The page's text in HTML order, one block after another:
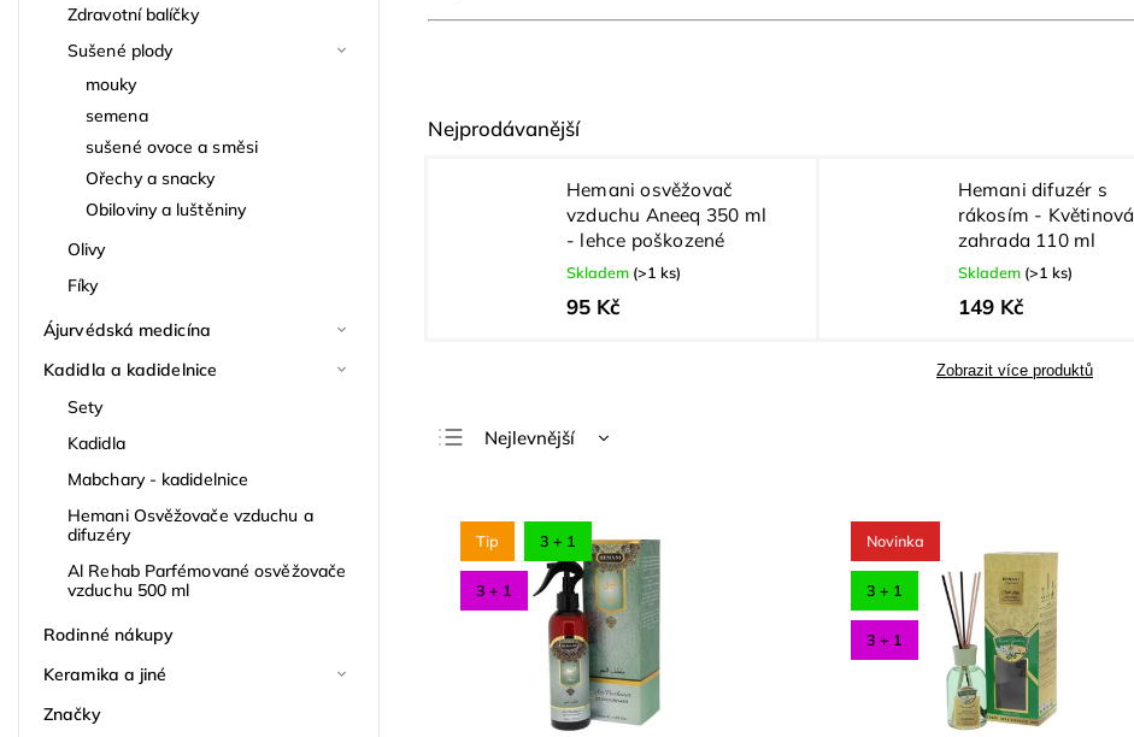
Zdravotní balíčky
Sušené plody
mouky
semena
sušené ovoce a směsi
Ořechy a snacky
Obiloviny a luštěniny
Olivy
Fíky
Ájurvédská medicína
Kadidla a kadidelnice
Sety
Kadidla
Mabchary - kadidelnice
Hemani Osvěžovače vzduchu a
difuzéry
Al Rehab Parfémované osvěžovače
vzduchu 500 ml
Rodinné nákupy
Keramika a jiné
Značky
Nejprodávanější
Hemani osvěžovač
vzduchu Aneeq 350 ml
- lehce poškozené
Skladem (>1 ks)
95 Kč
Hemani difuzér s
rákosím - Květinová
zahrada 110 ml
Skladem (>1 ks)
149 Kč
Zobrazit více produktů
Nejlevnější
Abecedně
Tip 3 + 1
3 + 1
Novinka
3 + 1
3 + 1